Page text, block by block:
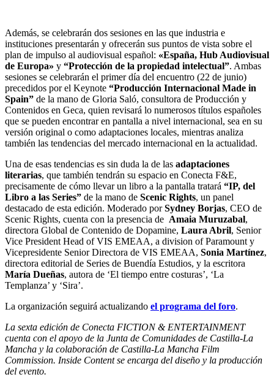
Además, se celebrarán dos sesiones en las que industria e
instituciones presentarán y ofrecerán sus puntos de vista sobre el
plan de impulso al audiovisual español: «España, Hub Audiovisual
de Europa» y “Protección de la propiedad intelectual”. Ambas
sesiones se celebrarán el primer día del encuentro (22 de junio)
precedidos por el Keynote “Producción Internacional Made in
Spain” de la mano de Gloria Saló, consultora de Producción y
Contenidos en Geca, quien revisará lo numerosos títulos españoles
que se pueden encontrar en pantalla a nivel internacional, sea en su
versión original o como adaptaciones locales, mientras analiza
también las tendencias del mercado internacional en la actualidad.
Una de esas tendencias es sin duda la de las adaptaciones
literarias, que también tendrán su espacio en Conecta F&E,
precisamente de cómo llevar un libro a la pantalla tratará “IP, del
Libro a las Series” de la mano de Scenic Rights, un panel
destacado de esta edición. Moderado porSydney Borjas, CEO de
Scenic Rights, cuenta con la presencia de Amaia Muruzabal,
directora Global de Contenido de Dopamine, Laura Abril, Senior
Vice President Head of VIS EMEAA, a division of Paramount y
Vicepresidente Senior Directora de VIS EMEAA, Sonia Martínez,
directora editorial de Series de Buendía Estudios, y la escritora
María Dueñas, autora de ‘El tiempo entre costuras’, ‘La
Templanza’ y ‘Sira’.
La organización seguirá actualizando el programa del foro.
La sexta edición de Conecta FICTION & ENTERTAINMENT
cuenta con el apoyo de la Junta de Comunidades de Castilla-La
Mancha y la colaboración de Castilla-La Mancha Film
Commission. Inside Content se encarga del diseño y la producción
del evento.